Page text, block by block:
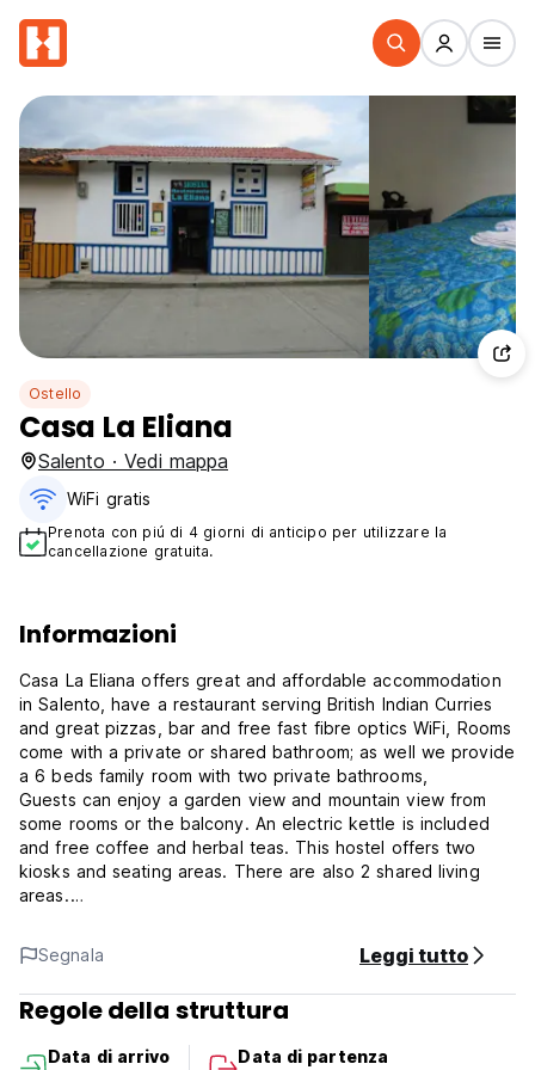
Ostello
Casa La Eliana
Salento · Vedi mappa
WiFi gratis
Prenota con piú di 4 giorni di anticipo per utilizzare la
cancellazione gratuita.
Informazioni
Casa La Eliana offers great and affordable accommodation
in Salento, have a restaurant serving British Indian Curries
and great pizzas, bar and free fast fibre optics WiFi, Rooms
come with a private or shared bathroom; as well we provide
a 6 beds family room with two private bathrooms,
Guests can enjoy a garden view and mountain view from
some rooms or the balcony. An electric kettle is included
and free coffee and herbal teas. This hostel offers two
kiosks and seating areas. There are also 2 shared living
areas.
Casa La Eliana is located at the entrance of Salento, 20
metres from the fire brigade, two blocks to the bus
terminal, and four blocks to the main square. In the heart of
the coffee region, we are located at five minutes walking
quite area of Salento. One of the most popular tourist
Segnala Leggi tutto
Regole della struttura
Data di arrivo
Data di partenza